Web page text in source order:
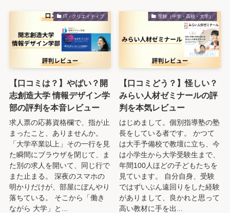
IT・クリエイティブ
【口コミは？】やばい？開
志創造大学 情報デザイン学
部の評判を本音レビュー
求人票の応募資格欄で、指が止
まったこと、ありませんか。
「大学卒業以上」その一行を見
た瞬間にブラウザを閉じて、ま
た別の求人を開いて、同じ行で
また止まる。 深夜のスマホの
明かりだけが、部屋にぼんやり
落ちている。 そこから「働き
ながら 大学」と...
受験（中学・高校・大学）
【口コミどう？】怪しい？
みらい人材ゼミナールの評
判を本気レビュー
はじめまして。個別指導塾の塾
長をしている者です。 かつて
は大手予備校で教壇に立ち、今
は小学生から大学受験生まで、
年間100人ほどの子どもたちを
見ています。 自分自身、受験
ではずいぶん遠回りをした経験
がありまして、良かれと思って
高い教材に手を出...